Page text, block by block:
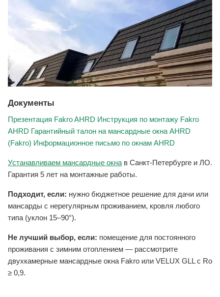
Документы
Презентация Fakro AHRD Инструкция по монтажу Fakro
AHRD Гарантийный талон на мансардные окна AHRD
(Fakro) Информационное письмо по окнам AHRD
Устанавливаем мансардные окна в Санкт-Петербурге и ЛО.
Гарантия 5 лет на монтажные работы.
Подходит, если: нужно бюджетное решение для дачи или
мансарды с нерегулярным проживанием, кровля любого
типа (уклон 15–90°).
Не лучший выбор, если: помещение для постоянного
проживания с зимним отоплением — рассмотрите
двухкамерные мансардные окна Fakro или VELUX GLL с Ro
≥ 0,9.